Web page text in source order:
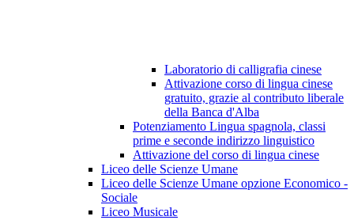
Laboratorio di calligrafia cinese
Attivazione corso di lingua cinese
gratuito, grazie al contributo liberale
della Banca d'Alba
Potenziamento Lingua spagnola, classi
prime e seconde indirizzo linguistico
Attivazione del corso di lingua cinese
Liceo delle Scienze Umane
Liceo delle Scienze Umane opzione Economico -
Sociale
Liceo Musicale